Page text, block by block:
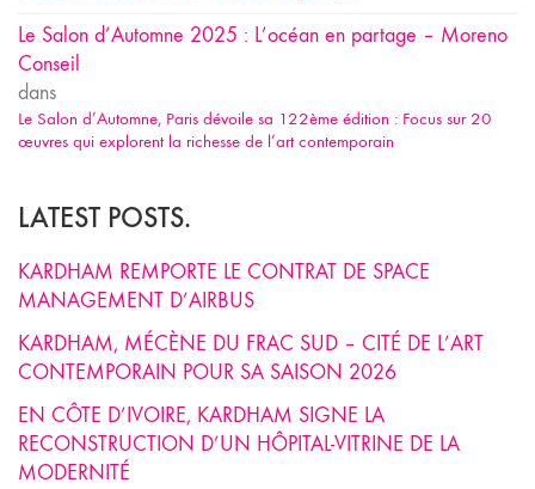
Le Salon d’Automne 2025 : L’océan en partage – Moreno
Conseil
dans
Le Salon d’Automne, Paris dévoile sa 122ème édition : Focus sur 20
œuvres qui explorent la richesse de l’art contemporain
LATEST POSTS.
KARDHAM REMPORTE LE CONTRAT DE SPACE
MANAGEMENT D’AIRBUS
KARDHAM, MÉCÈNE DU FRAC SUD – CITÉ DE L’ART
CONTEMPORAIN POUR SA SAISON 2026
EN CÔTE D’IVOIRE, KARDHAM SIGNE LA
RECONSTRUCTION D’UN HÔPITAL-VITRINE DE LA
MODERNITÉ